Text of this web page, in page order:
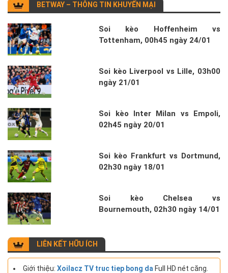
BETWAY – THÔNG TIN KHUYẾN MẠI
Soi kèo Hoffenheim vs
Tottenham, 00h45 ngày 24/01
Soi kèo Liverpool vs Lille, 03h00
ngày 21/01
Soi kèo Inter Milan vs Empoli,
02h45 ngày 20/01
Soi kèo Frankfurt vs Dortmund,
02h30 ngày 18/01
Soi kèo Chelsea vs
Bournemouth, 02h30 ngày 14/01
LIÊN KẾT HỮU ÍCH
Giới thiệu: Xoilacz TV truc tiep bong da Full HD nét căng.